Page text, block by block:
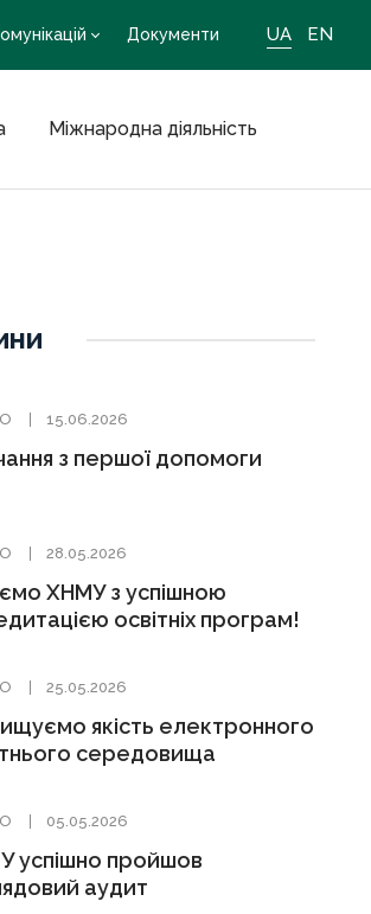
Документи UA EN
Міжнародна діяльність
15.06.2026
з першої допомоги
28.05.2026
ХНМУ з успішною
освітніх програм!
25.05.2026
якість електронного
середовища
05.05.2026
успішно пройшов
аудит